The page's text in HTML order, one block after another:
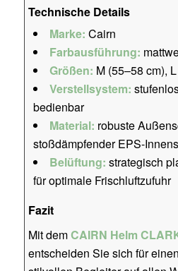
Technische Details
Marke: Cairn
Farbausführung:
Größen: M (55–58 cm),
Verstellsystem:
bedienbar
Material: robuste
stoßdämpfender EPS-
Belüftung: strategisch
für optimale Frischluftzufuhr
Fazit
Mit demCAIRN Helm
entscheiden Sie sich für